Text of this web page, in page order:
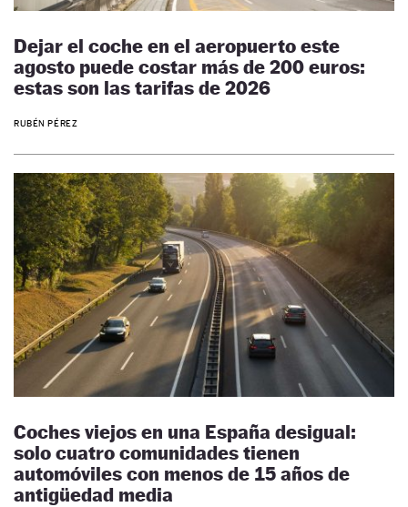
Dejar el coche en el aeropuerto este
agosto puede costar más de 200 euros:
estas son las tarifas de 2026
RUBÉN PÉREZ
Coches viejos en una España desigual:
solo cuatro comunidades tienen
automóviles con menos de 15 años de
antigüedad media